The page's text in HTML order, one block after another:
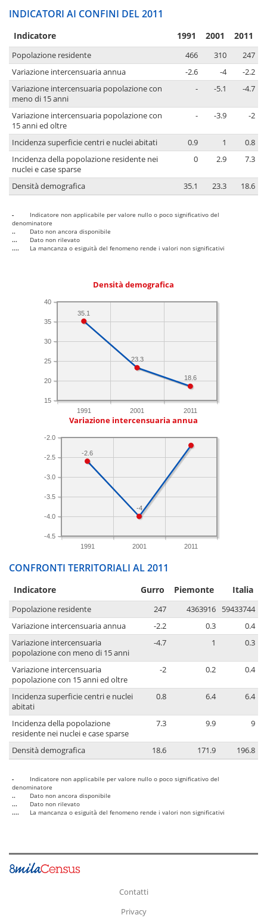
INDICATORI AI CONFINI DEL 2011
Indicatore 1991 2001 2011
Popolazione residente 466 310
247
Variazione intercensuaria annua
-2.6 -4
-2.2
Variazione intercensuaria popolazione con
meno di 15 anni
- -5.1 -4.7
Variazione intercensuaria popolazione con
15 anni ed oltre
- -3.9 -2
Incidenza superficie centri e nuclei abitati 0.9 1
0.8
Incidenza della popolazione residente nei
nuclei e case sparse
0 2.9 7.3
Densità demografica 35.1 23.3 18.6
-
Indicatore non applicabile per valore nullo o poco significativo del
denominatore
..
Dato non ancora disponibile
...
Dato non rilevato
....
La mancanza o esiguità del fenomeno rende i valori non significativi
Densità demografica
1991 2001 2011
15
20
25
30
35
40
18.6
23.3
35.1
Variazione intercensuaria annua
1991 2001 2011
-4.5
-4.0
-3.5
-3.0
-2.5
-2.0
-4
-2.6
CONFRONTI TERRITORIALI AL 2011
Indicatore Gurro Piemonte Italia
Popolazione residente 247 4363916
59433744
Variazione intercensuaria annua
-2.2 0.3
0.4
Variazione intercensuaria
popolazione con meno di 15 anni
-4.7 1 0.3
Variazione intercensuaria
popolazione con 15 anni ed oltre
-2 0.2 0.4
Incidenza superficie centri e nuclei
abitati
0.8 6.4 6.4
Incidenza della popolazione
residente nei nuclei e case sparse
7.3 9.9 9
Densità demografica 18.6 171.9 196.8
-
Indicatore non applicabile per valore nullo o poco significativo del
denominatore
..
Dato non ancora disponibile
...
Dato non rilevato
....
La mancanza o esiguità del fenomeno rende i valori non significativi
Contatti
Privacy